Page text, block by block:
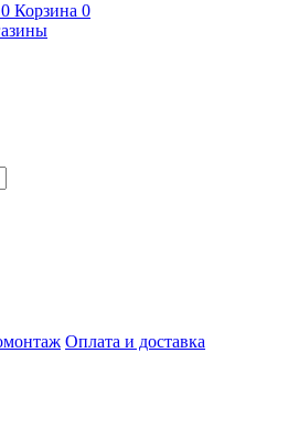
0 Корзина 0
Оплата и доставка